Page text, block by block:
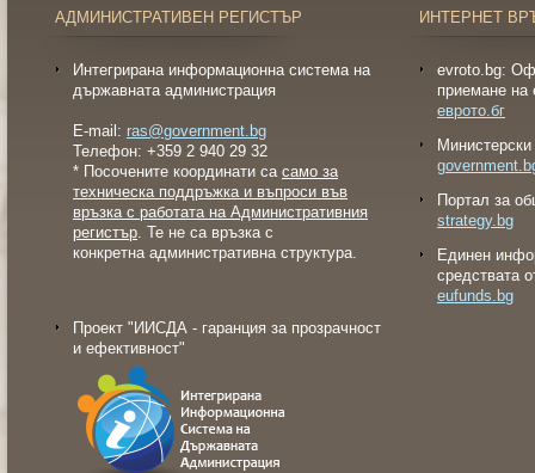
АДМИНИСТРАТИВЕН РЕГИСТЪР
Интегрирана информационна система на
държавната администрация
E-mail: ras@government.bg
Телефон: +359 2 940 29 32
* Посочените координати са само за
техническа поддръжка и въпроси във
връзка с работата на Административния
регистър. Те не са връзка с
конкретна административна структура.
Проект "ИИСДА - гаранция за прозрачност
и ефективност"
ИНТЕРНЕТ
evroto.bg:
приемане на
еврото.бг
Портал за
strategy.bg
Eдинен
средствата
eufunds.bg